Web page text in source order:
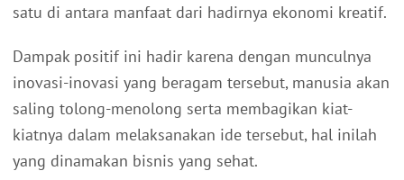
satu di antara manfaat dari hadirnya ekonomi kreatif.
Dampak positif ini hadir karena dengan munculnya
inovasi-inovasi yang beragam tersebut, manusia akan
saling tolong-menolong serta membagikan kiat-
kiatnya dalam melaksanakan ide tersebut, hal inilah
yang dinamakan bisnis yang sehat.